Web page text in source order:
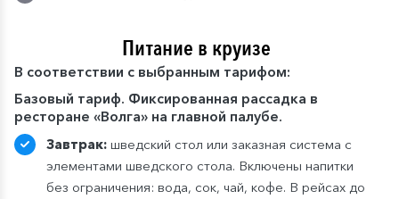
Питание в круизе
В соответствии с выбранным тарифом:
Базовый тариф. Фиксированная рассадка в
ресторане «Волга» на главной палубе.
Завтрак: шведский стол или заказная система с
элементами шведского стола. Включены напитки
без ограничения: вода, сок, чай, кофе. В рейсах до